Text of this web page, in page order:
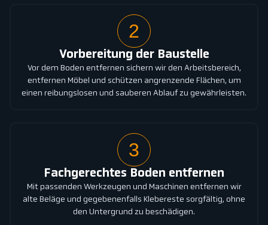
2
Vorbereitung der Baustelle
Vor dem Boden entfernen sichern wir den Arbeitsbereich,
entfernen Möbel und schützen angrenzende Flächen, um
einen reibungslosen und sauberen Ablauf zu gewährleisten.
3
Fachgerechtes Boden entfernen
Mit passenden Werkzeugen und Maschinen entfernen wir
alte Beläge und gegebenenfalls Klebereste sorgfältig, ohne
den Untergrund zu beschädigen.